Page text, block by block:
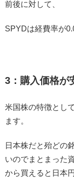
前後に対して、
SPYDは経費率が
3：購入価格が
米国株の特徴とし
ます。
日本株だと殆どの
いのでまとまった
から買えると日本